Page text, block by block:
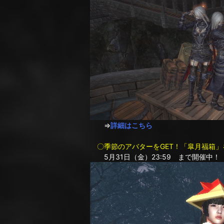
⇒詳細はこちら
〇季節のアバターをGET！「皐月福箱
5月31日（金）23:59 まで開催中！